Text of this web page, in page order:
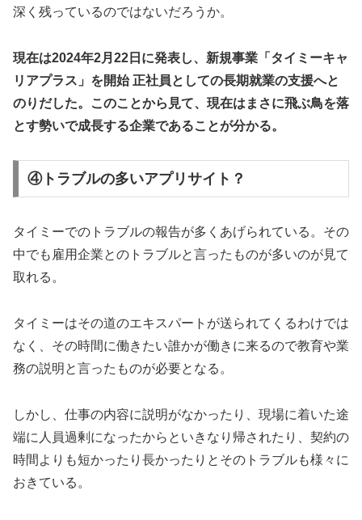
深く残っているのではないだろうか。
現在は2024年2月22日に発表し、新規事業「タイミーキャ
リアプラス」を開始 正社員としての長期就業の支援へと
のりだした。このことから見て、現在はまさに飛ぶ鳥を落
とす勢いで成長する企業であることが分かる。
④トラブルの多いアプリサイト？
タイミーでのトラブルの報告が多くあげられている。その
中でも雇用企業とのトラブルと言ったものが多いのが見て
取れる。
タイミーはその道のエキスパートが送られてくるわけでは
なく、その時間に働きたい誰かが働きに来るので教育や業
務の説明と言ったものが必要となる。
しかし、仕事の内容に説明がなかったり、現場に着いた途
端に人員過剰になったからといきなり帰されたり、契約の
時間よりも短かったり長かったりとそのトラブルも様々に
おきている。